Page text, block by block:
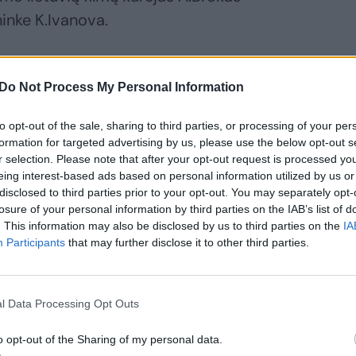
Do Not Process My Personal Information
opt-out of the sale, sharing to third parties, or processing of your
for targeted advertising by us, please use the below opt-out
selection. Please note that after your opt-out request is processed
interest-based ads based on personal information utilized by us
to third parties prior to your opt-out. You may separately
of your personal information by third parties on the IAB’s list of
This information may also be disclosed by us to third parties on the
Participants that may further disclose it to other third parties.
Data Processing Opt Outs
opt-out of the Sharing of my personal data.
K.Ivanova.
sulaukė lietuvio su daugiau nei
sukurta dokumentinė kino
apie kruvinas 1992-ųjų
Daugiau nei ketverius metus
Albanijos televizijos žiūrovai, o šį
vieno didžiausių pasaulio televizijos
koridorius“ sulaukė išskirtinio
– juosta pelnė pagrindinį prizą
kino apdovanojimuose „Accolade